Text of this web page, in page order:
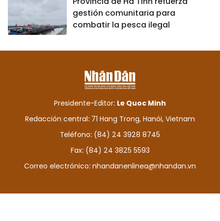
gestión comunitaria para
combatir la pesca ilegal
Presidente-Editor: Le Quoc Minh
Redacción central: 71 Hang Trong, Hanói, Vietnam
Teléfono: (84) 24 3928 8745
Fax: (84) 24 3825 5593
Correo electrónico: nhandanenlinea@nhandan.vn